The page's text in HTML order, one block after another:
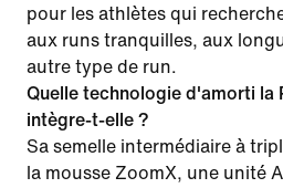
pour les athlètes qui
aux runs tranquilles, aux
autre type de run.
Quelle technologie d'amorti la
intègre-t-elle ?
Sa semelle intermédiaire à
la mousse ZoomX, une unité